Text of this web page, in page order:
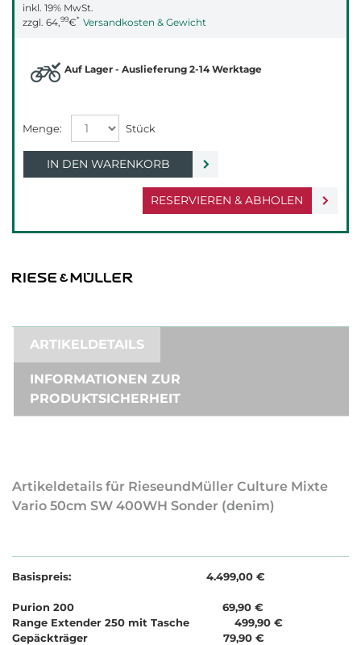
inkl. 19% MwSt.
zzgl. 64,99€* Versandkosten & Gewicht
RESERVIEREN & ABHOLEN
Auf Lager - Auslieferung 2-14 Werktage
IN DEN WARENKORB
ARTIKELDETAILS
INFORMATIONEN ZUR
PRODUKTSICHERHEIT
Artikeldetails für RieseundMüller Culture Mixte
Vario 50cm SW 400WH Sonder (denim)
Basispreis: 4.499,00 €
Purion 200 69,90 €
Range Extender 250 mit Tasche 499,90 €
Gepäckträger 79,90 €